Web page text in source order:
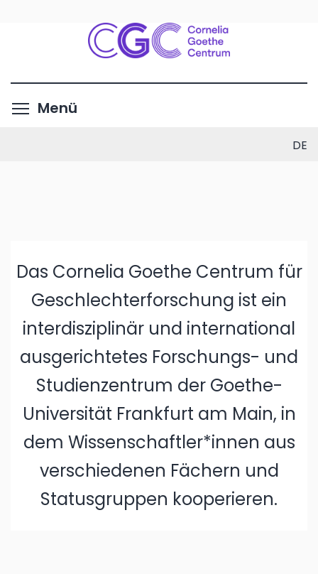
Inhalt
Menü
DE
Das Cornelia Goethe Centrum für
Geschlechterforschung ist ein
interdisziplinär und international
ausgerichtetes Forschungs- und
Studienzentrum der Goethe-
Universität Frankfurt am Main, in
dem Wissenschaftler*innen aus
verschiedenen Fächern und
Statusgruppen kooperieren.